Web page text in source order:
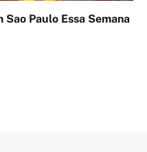
Paulo Essa Semana